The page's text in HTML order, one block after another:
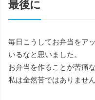
最後に
毎日こうしてお弁当をア
いるなと思いました。
お弁当を作ることが苦痛
私は全然苦ではありません